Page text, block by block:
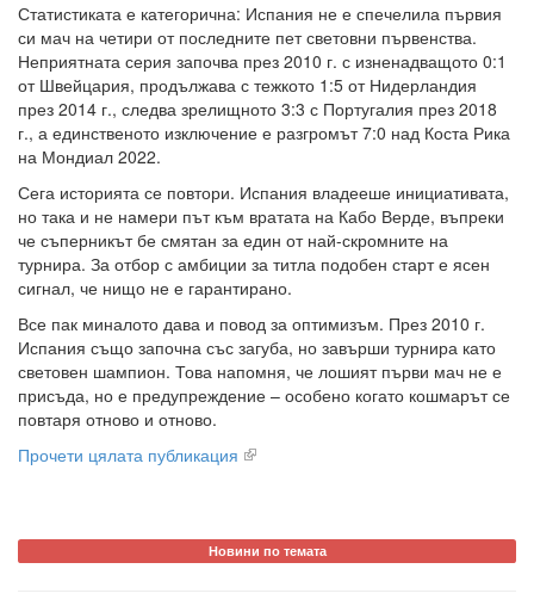
Статистиката е категорична: Испания не е спечелила първия
си мач на четири от последните пет световни първенства.
Неприятната серия започва през 2010 г. с изненадващото 0:1
от Швейцария, продължава с тежкото 1:5 от Нидерландия
през 2014 г., следва зрелищното 3:3 с Португалия през 2018
г., а единственото изключение е разгромът 7:0 над Коста Рика
на Мондиал 2022.
Сега историята се повтори. Испания владееше инициативата,
но така и не намери път към вратата на Кабо Верде, въпреки
че съперникът бе смятан за един от най-скромните на
турнира. За отбор с амбиции за титла подобен старт е ясен
сигнал, че нищо не е гарантирано.
Все пак миналото дава и повод за оптимизъм. През 2010 г.
Испания също започна със загуба, но завърши турнира като
световен шампион. Това напомня, че лошият първи мач не е
присъда, но е предупреждение – особено когато кошмарът се
повтаря отново и отново.
Прочети цялата публикация
Новини по темата